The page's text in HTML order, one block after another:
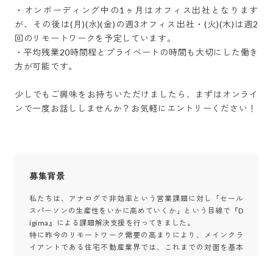
・オンボーディング中の1ヶ月はオフィス出社となります
が、その後は(月)(水)(金)の週3オフィス出社・(火)(木)は週2
回のリモートワークを予定しています。
・平均残業20時間程とプライベートの時間も大切にした働き
方が可能です。
少しでもご興味をお持ちいただけましたら、まずはオンライ
ンで一度お話ししませんか？お気軽にエントリーください！
募集背景
私たちは、アナログで非効率という営業課題に対し「セール
スパーソンの生産性をいかに高めていくか」という目線で『D
igima』による課題解決支援を行ってきました。
特に昨今のリモートワーク需要の高まりにより、メインクラ
イアントである住宅不動産業界では、これまでの対面を基本